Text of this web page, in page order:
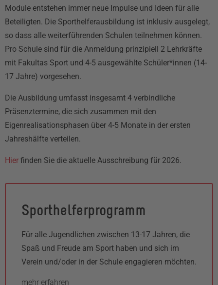
Module entstehen immer neue Impulse und Ideen für alle
Beteiligten. Die Sporthelferausbildung ist inklusiv ausgelegt,
so dass alle weiterführenden Schulen teilnehmen können.
Pro Schule sind für die Anmeldung prinzipiell 2 Lehrkräfte
mit Fakultas Sport und 4-5 ausgewählte Schüler*innen (14-
17 Jahre) vorgesehen.
Die Ausbildung umfasst insgesamt 4 verbindliche
Präsenztermine, die sich zusammen mit den
Eigenrealisationsphasen über 4-5 Monate in der ersten
Jahreshälfte verteilen.
Hier finden Sie die aktuelle Ausschreibung für 2026.
Sporthelferprogramm
Für alle Jugendlichen zwischen 13-17 Jahren, die
Spaß und Freude am Sport haben und sich im
Verein und/oder in der Schule engagieren möchten.
mehr erfahren